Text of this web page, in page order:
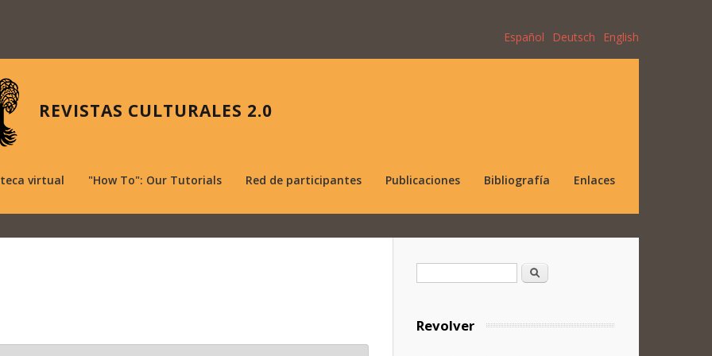
Español Deutsch English
REVISTAS CULTURALES 2.0
virtual "How To": Our Tutorials Red de participantes Publicaciones Bibliografía Enlaces
Formulario de búsqueda
Buscar
Revolver